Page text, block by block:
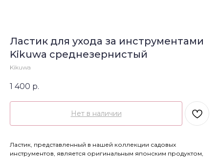
Ластик для ухода за инструментами
Kikuwa среднезернистый
Kikuwa
1 400 р.
Нет в наличии
Ластик, представленный в нашей коллекции садовых
инструментов, является оригинальным японским продуктом,